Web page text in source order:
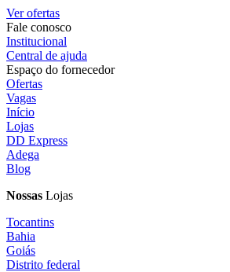
Ver ofertas
Fale conosco
Institucional
Central de ajuda
Espaço do fornecedor
Ofertas
Vagas
Início
Lojas
DD Express
Adega
Blog
Nossas Lojas
Tocantins
Bahia
Goiás
Distrito federal